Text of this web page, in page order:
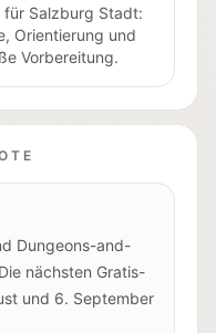
Salzburg Stadt:
Orientierung und
Vorbereitung.
Dungeons-and-
nächsten Gratis-
und 6. September